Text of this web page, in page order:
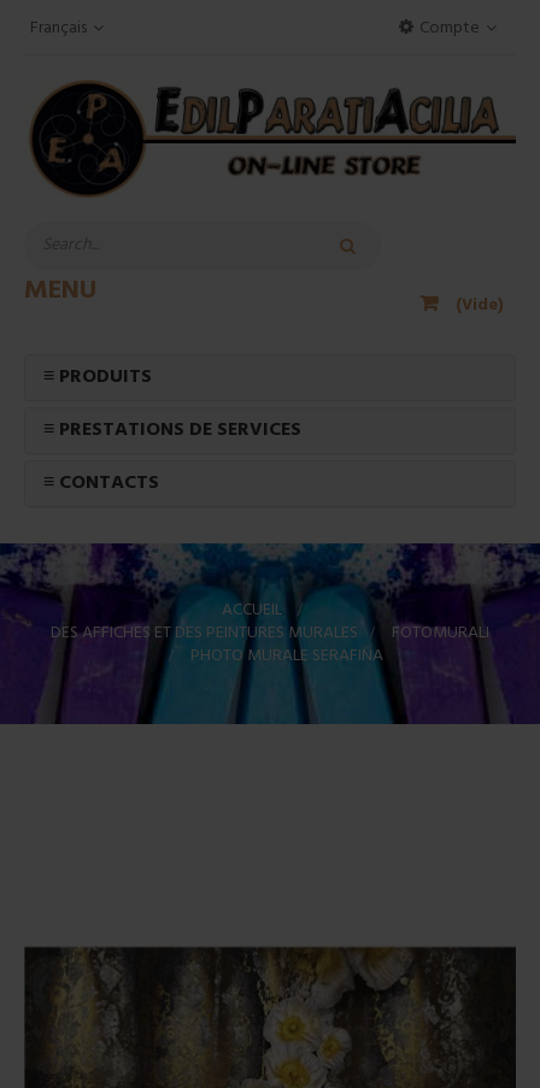
Compte
Français
(Vide)
MENU
≡ PRODUITS
≡ PRESTATIONS DE SERVICES
≡ CONTACTS
ACCUEIL >
DES AFFICHES ET DES PEINTURES MURALES >
FOTOMURALI
>
PHOTO MURALE SERAFINA